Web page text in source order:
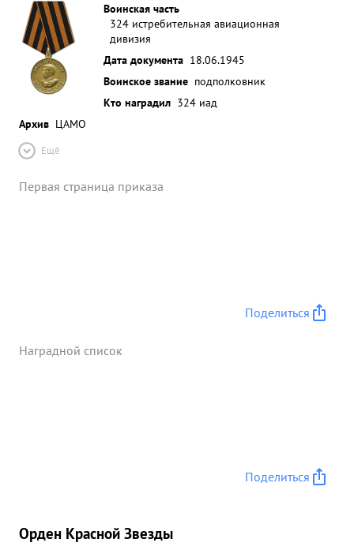
Воинская часть
324 истребительная авиационная
дивизия
Дата документа 18.06.1945
Воинское звание подполковник
Кто наградил 324 иад
Архив ЦАМО
Ещё
Первая страница приказа
Поделиться
Наградной список
Поделиться
Орден Красной Звезды